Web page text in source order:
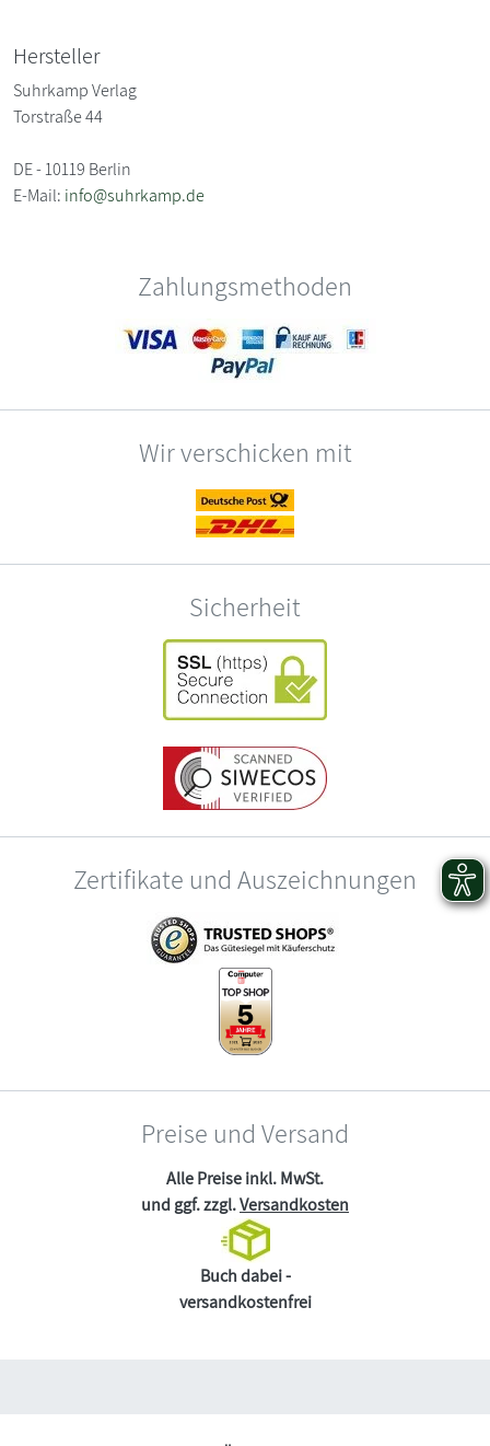
Hersteller
Suhrkamp Verlag
Torstraße 44
DE - 10119 Berlin
E-Mail: info@suhrkamp.de
Zahlungsmethoden
Wir verschicken mit
Sicherheit
Zertifikate und Auszeichnungen
Preise und Versand
Alle Preise inkl. MwSt.
und ggf. zzgl.Versandkosten
Buch dabei -
versandkostenfrei